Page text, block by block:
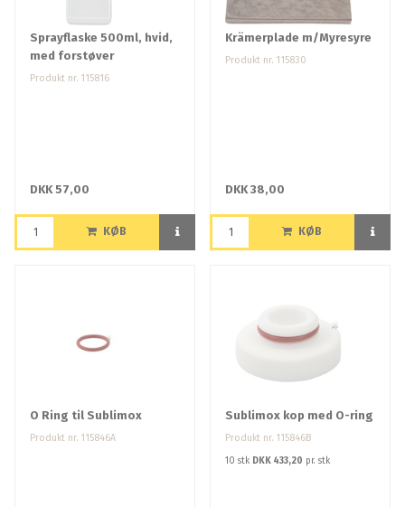
Sprayflaske 500ml, hvid,
med forstøver
Produkt nr. 115816
DKK 57,00
KØB
Krämerplade m/Myresyre
Produkt nr. 115830
DKK 38,00
KØB
O Ring til Sublimox
Produkt nr. 115846A
Sublimox kop med O-ring
Produkt nr. 115846B
10 stk DKK 433,20 pr. stk